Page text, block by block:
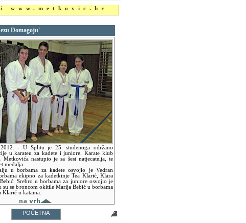
www.metkovic.hr
Domagoju'
- U Splitu je 25. studenoga održano
u karateu za kadete i juniore. Karate klub
nastupio je sa šest natjecatelja, te
medalja.
u borbama za kadete osvojio je Vedran
ekipno za kadetkinje Tea Klarić, Klara
Srebro u borbama za juniore osvojio je
su se broncom okitile Marija Bebić u borbama
Klarić u katama.
POČETNA